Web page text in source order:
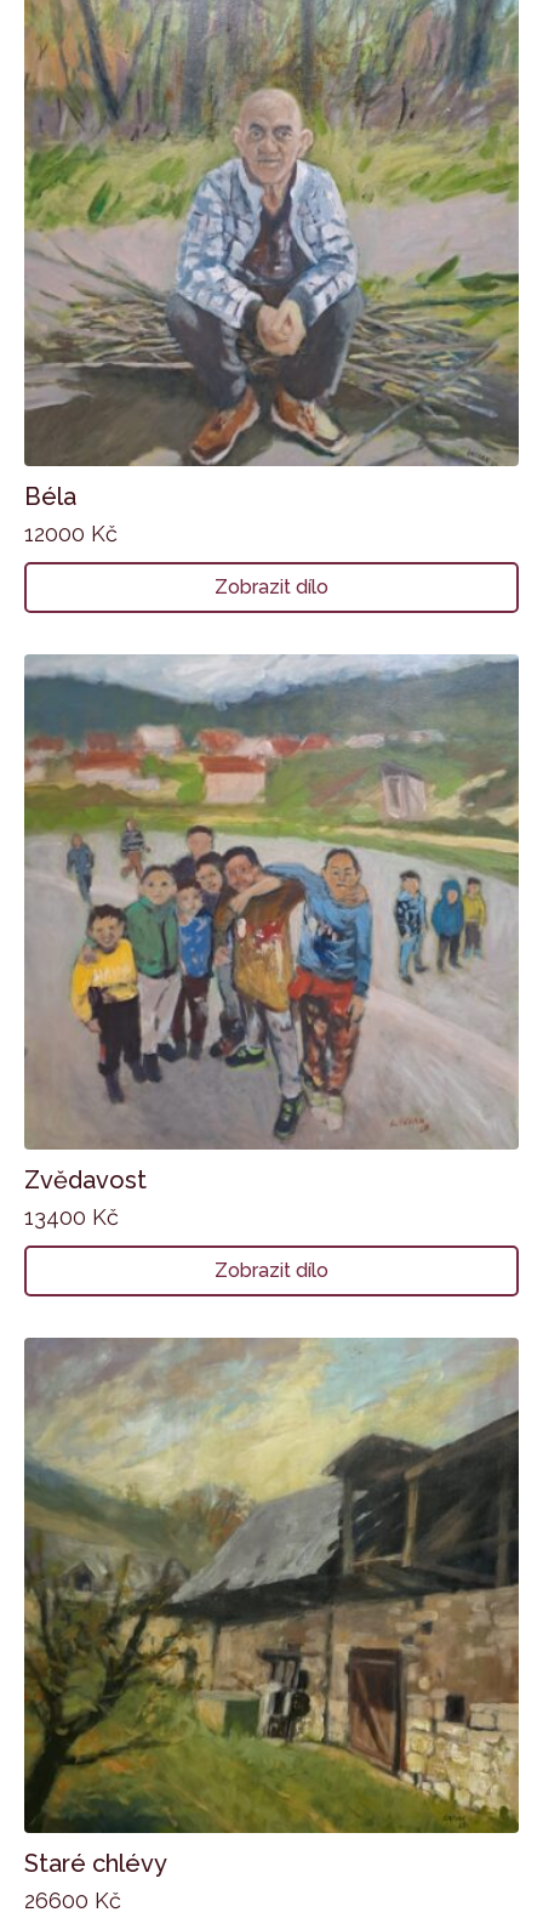
Béla
12000 Kč
Zobrazit dílo
Zvědavost
13400 Kč
Zobrazit dílo
Staré chlévy
26600 Kč